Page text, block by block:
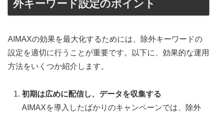
外キーワード設定のポイント
AIMAXの効果を最大化するためには、除外キーワードの
設定を適切に行うことが重要です。以下に、効果的な運用
方法をいくつか紹介します。
初期は広めに配信し、データを収集する
AIMAXを導入したばかりのキャンペーンでは、除外